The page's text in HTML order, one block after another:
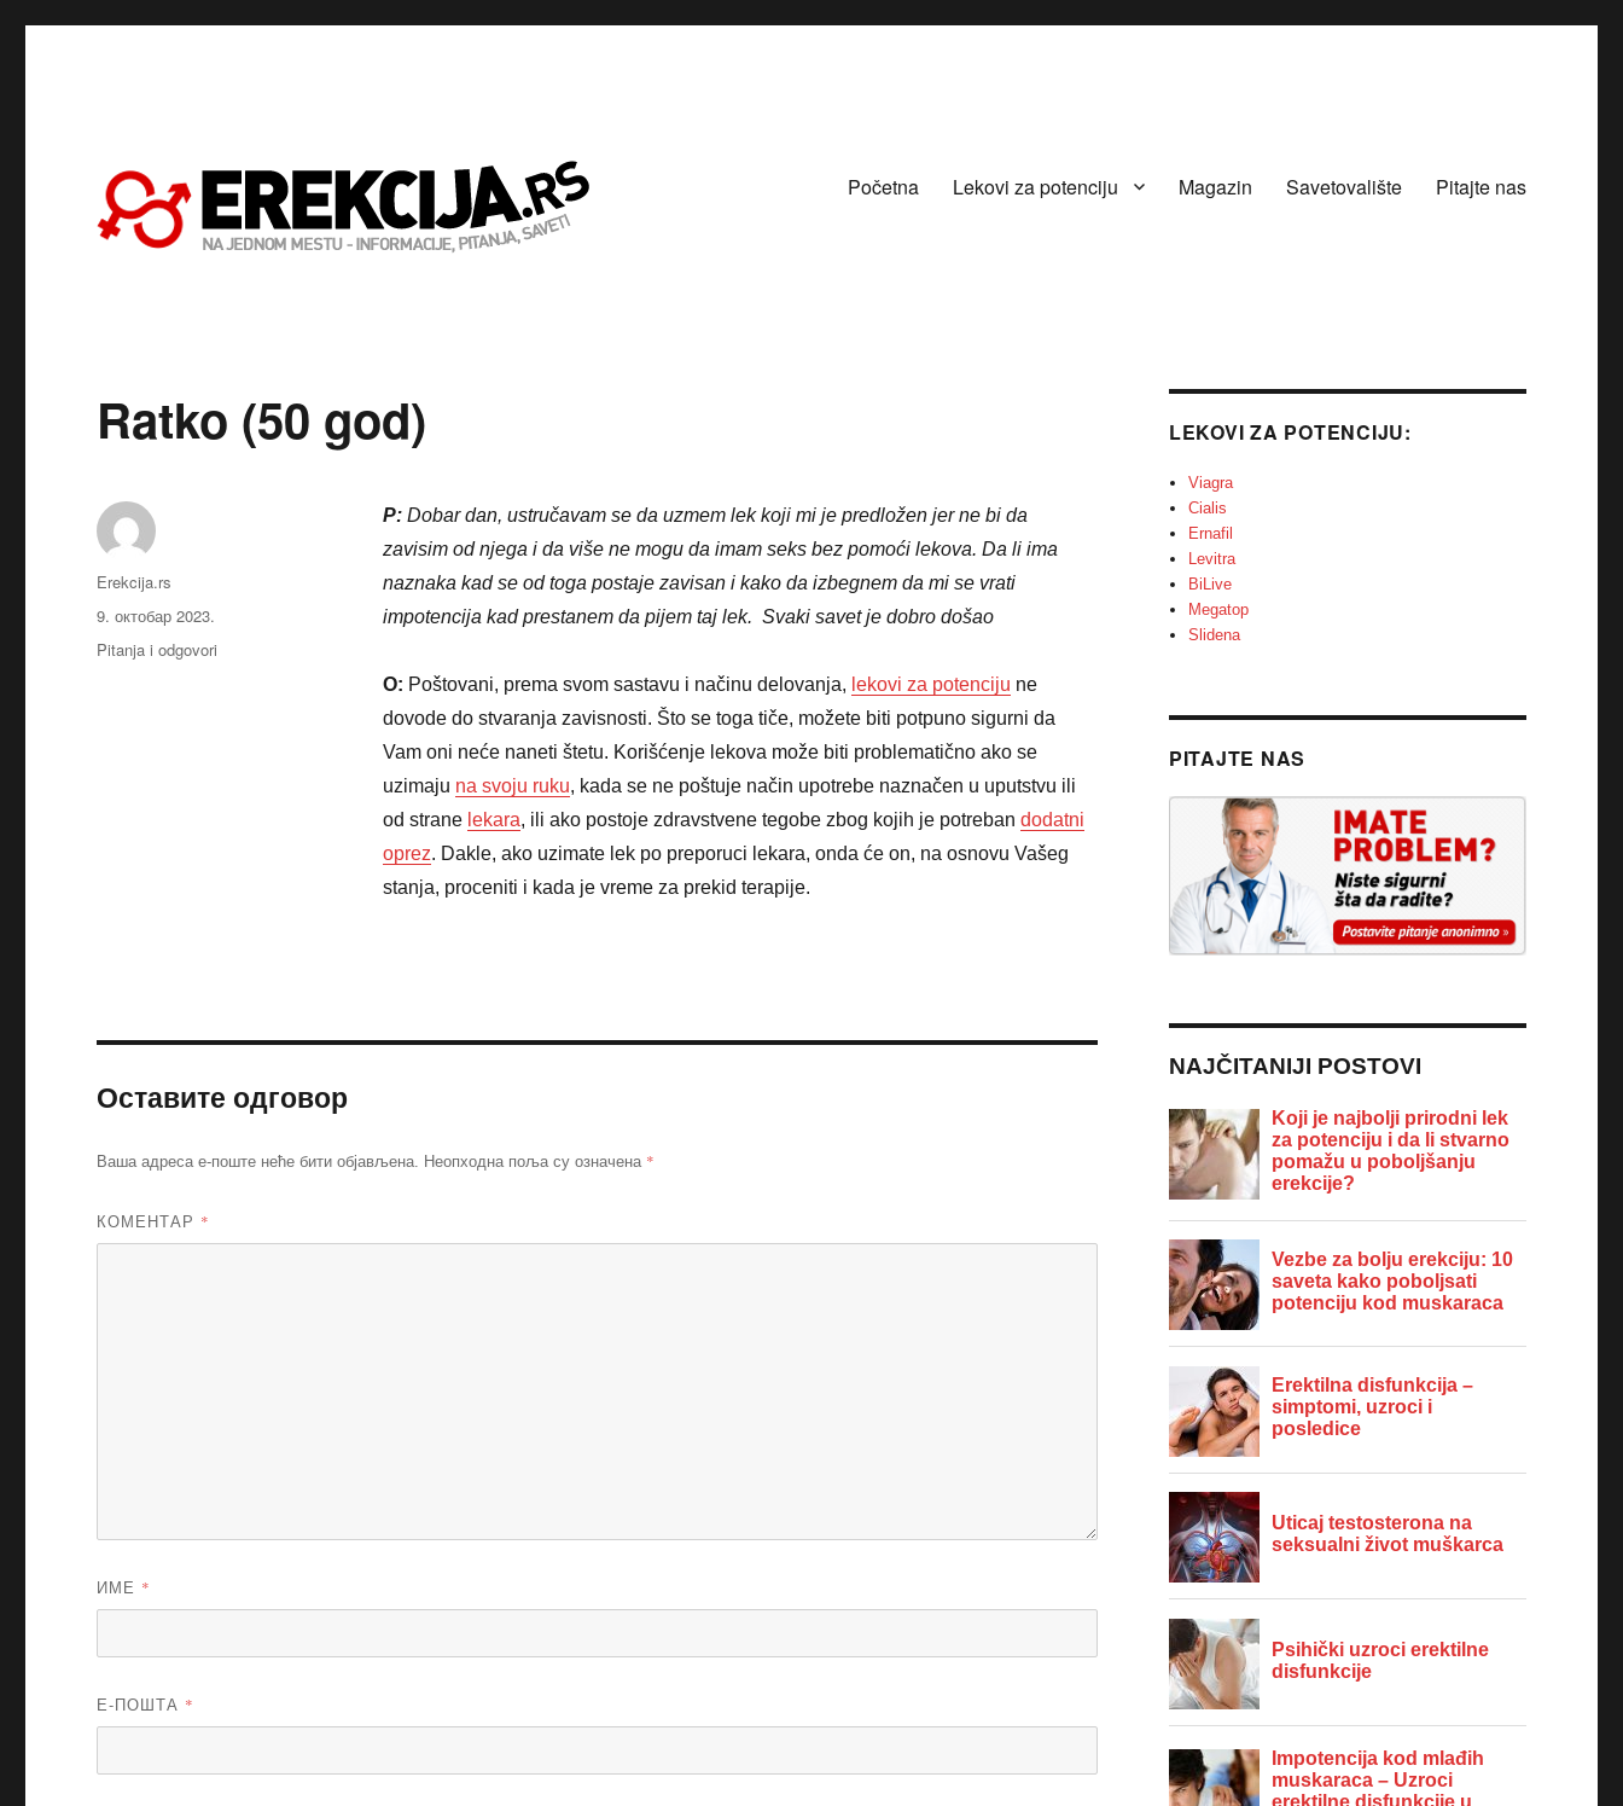
Početna Lekovi za potenciju Magazin Savetovalište Pitajte nas
Ratko (50 god)
P:Dobar dan, ustručavam se da uzmem lek koji mi je predložen jer ne bi da
zavisim od njega i da više ne mogu da imam seks bez pomoći lekova. Da li ima
naznaka kad se od toga postaje zavisan i kako da izbegnem da mi se vrati
impotencija kad prestanem da pijem taj lek. Svaki savet je dobro došao
O: Poštovani, prema svom sastavu i načinu delovanja, lekovi za potenciju ne
dovode do stvaranja zavisnosti. Što se toga tiče, možete biti potpuno sigurni da
Vam oni neće naneti štetu. Korišćenje lekova može biti problematično ako se
uzimaju na svoju ruku, kada se ne poštuje način upotrebe naznačen u uputstvu ili
od strane lekara, ili ako postoje zdravstvene tegobe zbog kojih je potreban dodatni
oprez. Dakle, ako uzimate lek po preporuci lekara, onda će on, na osnovu Vašeg
stanja, proceniti i kada je vreme za prekid terapije.
Аутор
Erekcija.rs
Објављено
9. октобар 2023.
Категорије
Pitanja i odgovori
Оставите одговор
Ваша адреса е-поште неће бити објављена. Неопходна поља су означена *
КОМЕНТАР *
ИМЕ *
Е-ПОШТА *
LEKOVI ZA POTENCIJU:
Viagra
Cialis
Ernafil
Levitra
BiLive
Megatop
Slidena
PITAJTE NAS
NAJČITANIJI POSTOVI